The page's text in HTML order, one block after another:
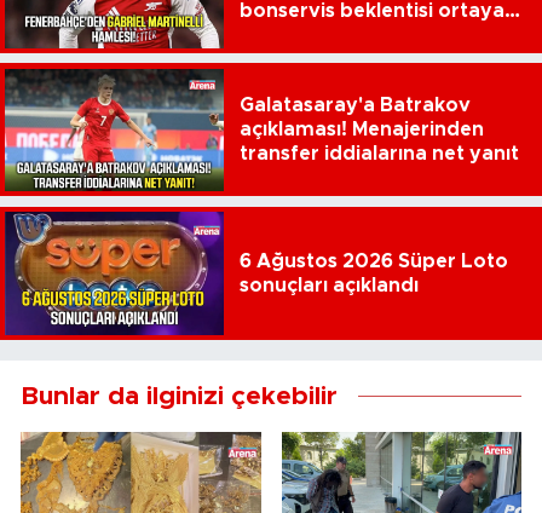
bonservis beklentisi ortaya
Galatasaray'a Batrakov
açıklaması! Menajerinden
transfer iddialarına net yanıt
6 Ağustos 2026 Süper Loto
sonuçları açıklandı
Bunlar da ilginizi çekebilir